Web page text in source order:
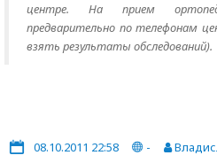
центре. На прием
предварительно по телефонам
взять результаты обследований).
08.10.2011 22:58 -